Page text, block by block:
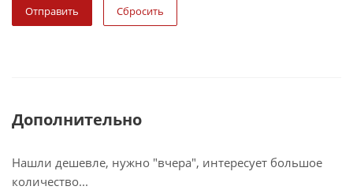
Сбросить
Дополнительно
Нашли дешевле, нужно "вчера", интересует большое
количество...